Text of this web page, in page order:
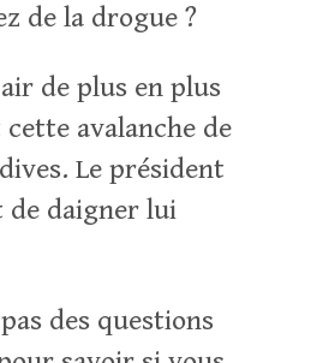
de la drogue ?
de plus en plus
avalanche de
Le président
de daigner lui
des questions